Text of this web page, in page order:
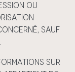
ou
sauf
sur